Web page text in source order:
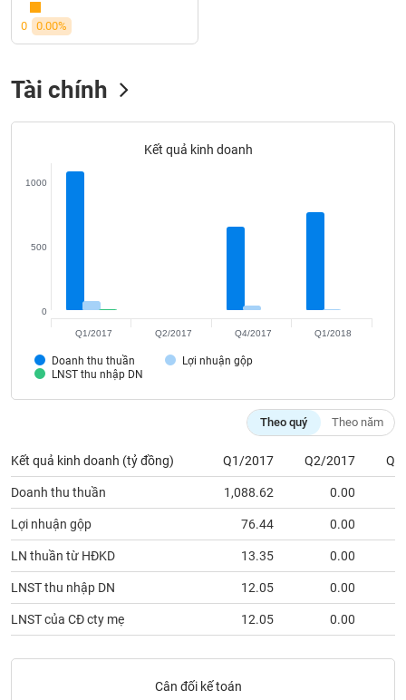
0 0.00%
Tài chính
Kết quả kinh doanh
Doanh thu thuần
Lợi nhuận gộp
LNST thu nhập DN
0
500
1000
Q1/2017 Q2/2017 Q4/2017 Q1/2018
Theo quý Theo năm
Kết quả kinh doanh (tỷ đồng) Q1/2017 Q2/2017
Doanh thu thuần 1,088.62 0.00
Lợi nhuận gộp 76.44 0.00
LN thuần từ HĐKD 13.35 0.00
LNST thu nhập DN 12.05 0.00
LNST của CĐ cty mẹ 12.05 0.00
Cân đối kế toán
TRUYỀN
BẤT
SẢN
Mã
Tất cả Cổ phiếu Chỉ số Chứng chỉ quỹ Chứng
Lãnh
đạo
(-)
Tất cả Người nội bộ Người liên quan Cổ đông lớn
Tin
tức